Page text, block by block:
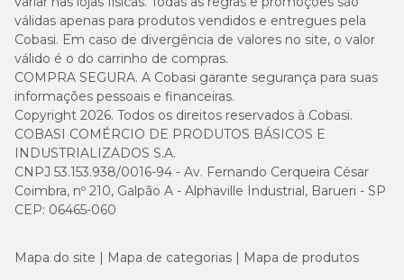
válidas apenas para produtos vendidos e entregues pela
Cobasi. Em caso de divergência de valores no site, o valor
válido é o do carrinho de compras.
COMPRA SEGURA. A Cobasi garante segurança para suas
informações pessoais e financeiras.
Copyright 2026. Todos os direitos reservados à Cobasi.
COBASI COMÉRCIO DE PRODUTOS BÁSICOS E
INDUSTRIALIZADOS S.A.
CNPJ 53.153.938/0016-94 - Av. Fernando Cerqueira César
Coimbra, nº 210, Galpão A - Alphaville Industrial, Barueri - SP
CEP: 06465-060
Mapa do site Mapa de categorias Mapa de produtos